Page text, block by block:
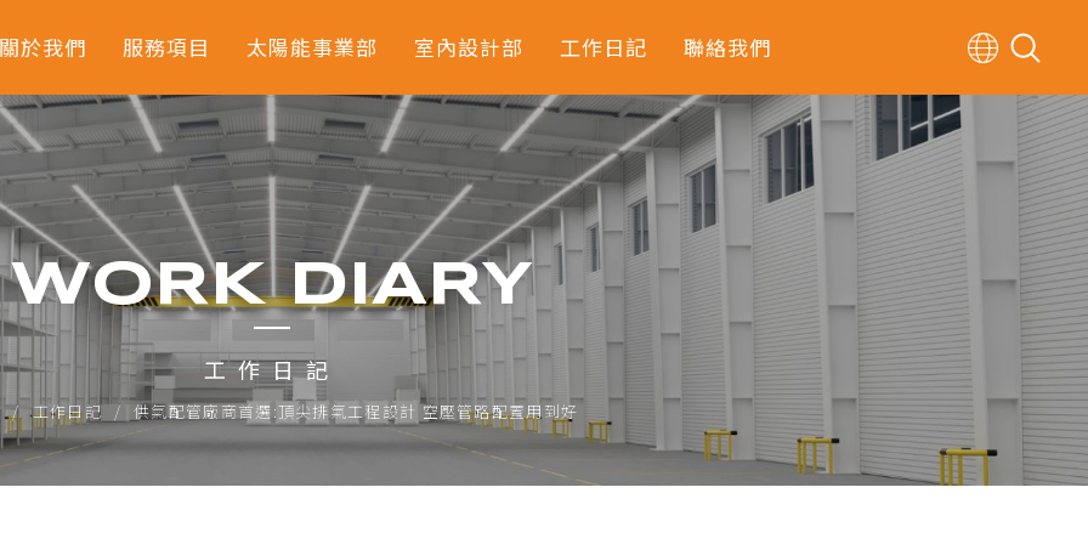
於我們 服務項目
無塵潔淨室專案工程
庫板工程
機電工程
照明消防工程
空調工程
製程設備供水及排水
工程
太陽能事業部 室內設計部 工作日記 聯絡我們
WORK DIARY
工作日記
工作日記 供氣配管廠商首選:頂尖排氣工程設計 空壓管路配置用到好